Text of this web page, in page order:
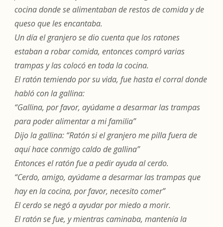
cocina donde se alimentaban de restos de comida y de
queso que les encantaba.
Un día el granjero se dio cuenta que los ratones
estaban a robar comida, entonces compró varias
trampas y las colocó en toda la cocina.
El ratón temiendo por su vida, fue hasta el corral donde
habló con la gallina:
“Gallina, por favor, ayúdame a desarmar las trampas
para poder alimentar a mi familia”
Dijo la gallina: “Ratón si el granjero me pilla fuera de
aquí hace conmigo caldo de gallina”
Entonces el ratón fue a pedir ayuda al cerdo.
“Cerdo, amigo, ayúdame a desarmar las trampas que
hay en la cocina, por favor, necesito comer”
El cerdo se negó a ayudar por miedo a morir.
El ratón se fue, y mientras caminaba, mantenía la